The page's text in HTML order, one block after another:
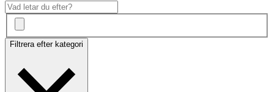
Filtrera efter kategori